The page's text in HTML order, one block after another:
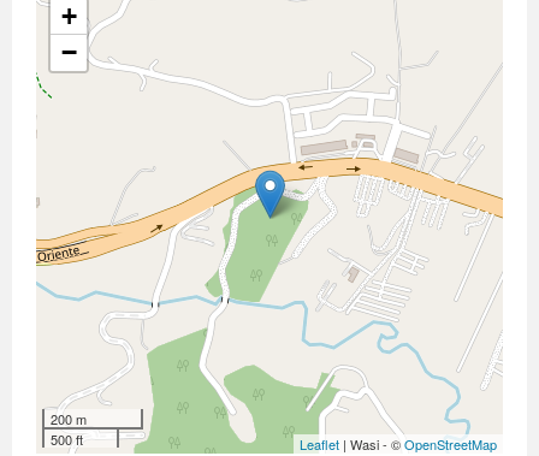
+
−
200 m
500 ft
Leaflet | Wasi - ©OpenStreetMap